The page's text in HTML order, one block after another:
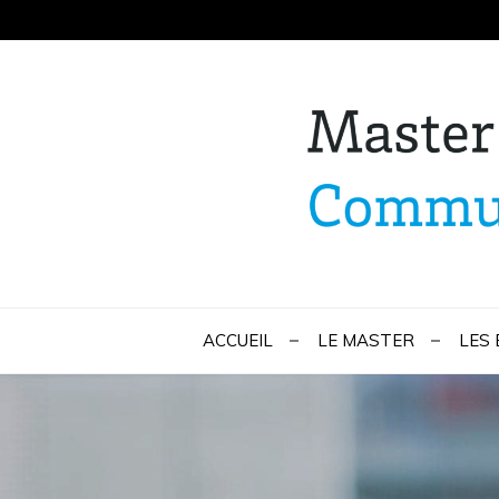
to
Master
ACCUEIL LE MASTER LES